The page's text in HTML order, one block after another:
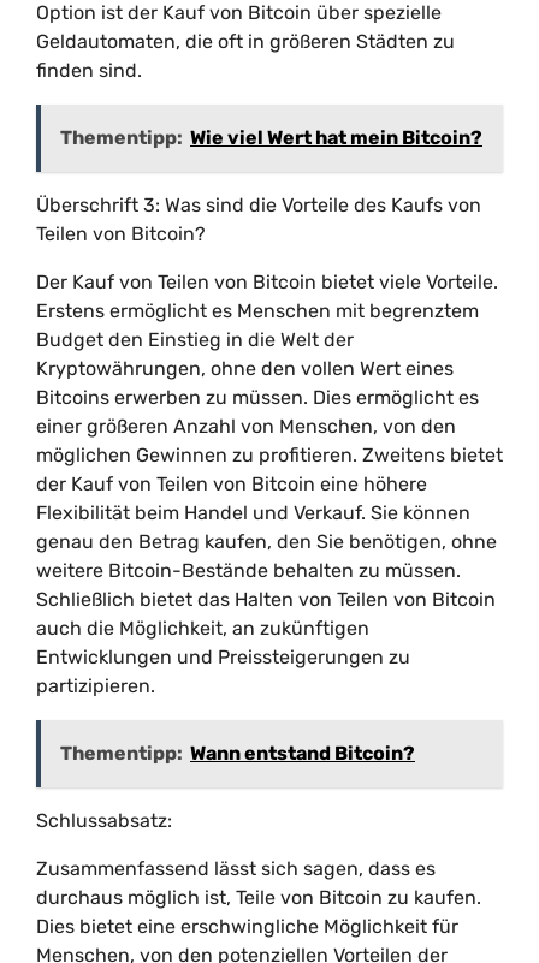
Option ist der Kauf von Bitcoin über spezielle
Geldautomaten, die oft in größeren Städten zu
finden sind.
Thementipp: Wie viel Wert hat mein Bitcoin?
Überschrift 3: Was sind die Vorteile des Kaufs von
Teilen von Bitcoin?
Der Kauf von Teilen von Bitcoin bietet viele Vorteile.
Erstens ermöglicht es Menschen mit begrenztem
Budget den Einstieg in die Welt der
Kryptowährungen, ohne den vollen Wert eines
Bitcoins erwerben zu müssen. Dies ermöglicht es
einer größeren Anzahl von Menschen, von den
möglichen Gewinnen zu profitieren. Zweitens bietet
der Kauf von Teilen von Bitcoin eine höhere
Flexibilität beim Handel und Verkauf. Sie können
genau den Betrag kaufen, den Sie benötigen, ohne
weitere Bitcoin-Bestände behalten zu müssen.
Schließlich bietet das Halten von Teilen von Bitcoin
auch die Möglichkeit, an zukünftigen
Entwicklungen und Preissteigerungen zu
partizipieren.
Thementipp: Wann entstand Bitcoin?
Schlussabsatz:
Zusammenfassend lässt sich sagen, dass es
durchaus möglich ist, Teile von Bitcoin zu kaufen.
Dies bietet eine erschwingliche Möglichkeit für
Menschen, von den potenziellen Vorteilen der